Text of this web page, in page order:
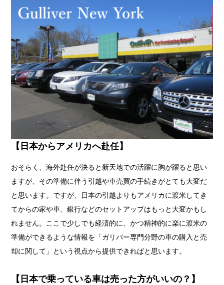
【日本からアメリカへ赴任】
おそらく、海外赴任が決ると新天地での活躍に胸が躍ると思い
ますが、その準備に伴う引越や車売買の手続きがとても大変だ
と思います。ですが、日本の引越よりもアメリカに渡米してき
てからの家や車、銀行などのセットアップはもっと大変かもし
れません。ここで少しでも経済的に、かつ精神的に楽に渡米の
準備ができるような情報を「ガリバー専門分野の車の購入と売
却に関して」という視点から提供できればと思います。
【日本で乗っている車は売った方がいいの？】